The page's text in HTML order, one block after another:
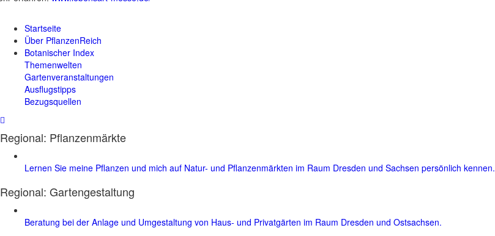
Startseite
Über PflanzenReich
Botanischer Index
Themenwelten
Gartenveranstaltungen
Ausflugstipps
Bezugsquellen
Regional: Pflanzenmärkte
Lernen Sie meine Pflanzen und mich auf Natur- und Pflanzenmärkten im Raum Dresden und Sachsen persönlich kennen.
Regional: Gartengestaltung
Beratung bei der Anlage und Umgestaltung von Haus- und Privatgärten im Raum Dresden und Ostsachsen.